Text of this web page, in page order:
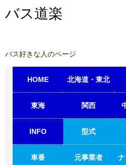
バス道楽
バス好きな人のページ
HOME 北海道・東北
東海 関西
INFO 型式
車番 元事業者